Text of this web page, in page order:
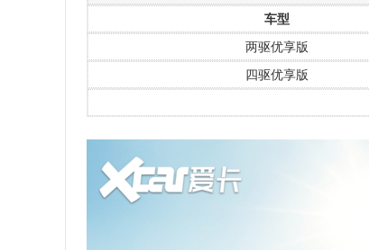
车型
两驱优享版
四驱优享版